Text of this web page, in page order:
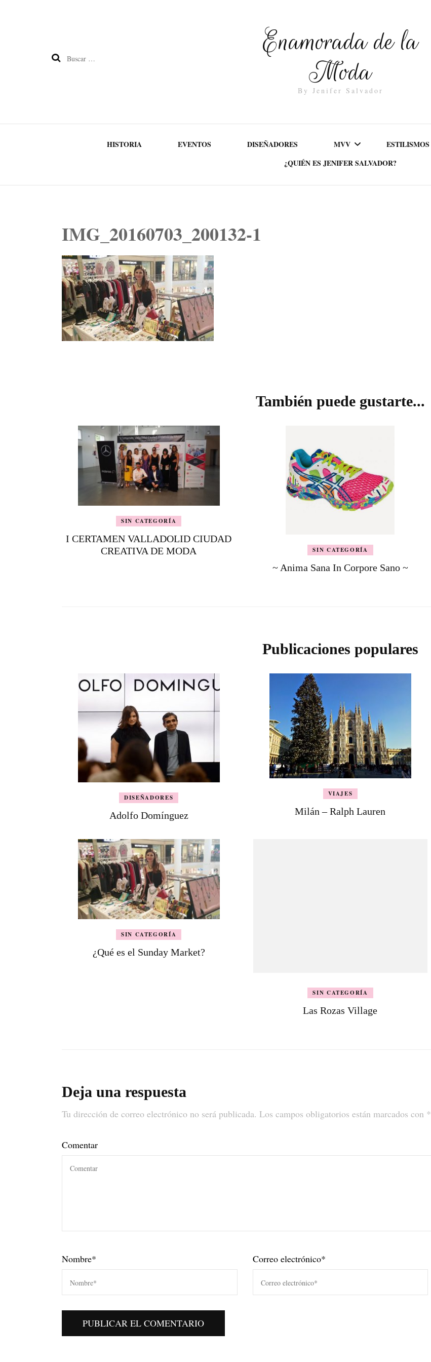
Buscar:
Enamorada de la
Moda
By Jenifer Salvador
HISTORIA EVENTOS DISEÑADORES MVV ESTILISMOS
¿QUIÉN ES JENIFER SALVADOR?
IMG_20160703_200132-1
También puede gustarte...
SIN CATEGORÍA
I CERTAMEN VALLADOLID CIUDAD
CREATIVA DE MODA
SIN CATEGORÍA
~ Anima Sana In Corpore Sano ~
Publicaciones populares
DISEÑADORES
Adolfo Domínguez
VIAJES
Milán – Ralph Lauren
SIN CATEGORÍA
¿Qué es el Sunday Market?
SIN CATEGORÍA
Las Rozas Village
Deja una respuesta
Tu dirección de correo electrónico no será publicada. Los campos obligatorios están marcados con *
Comentar
Nombre* Correo electrónico*